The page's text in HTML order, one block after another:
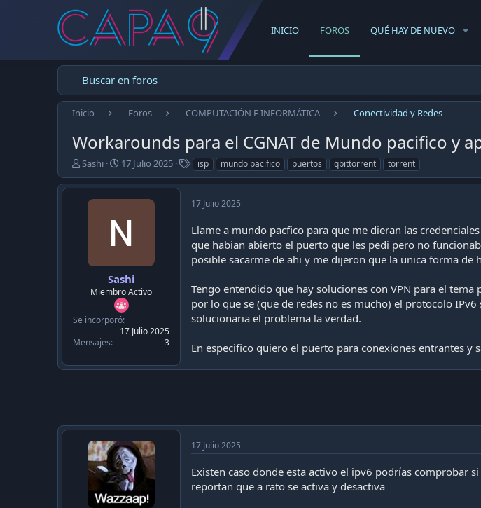
INICIO FOROS QUÉ HAY DE NUEVO
Buscar en foros
Inicio Foros COMPUTACIÓN E INFORMÁTICA Conectividad y Redes
Workarounds para el CGNAT de Mundo pacifico y
E
m
p
Sashi
F
e
c
h
d
e
u
b
l
i
c
a
ó
17 Julio 2025
T
a
g
s
isp mundo pacifico puertos qbittorrent torrent
Sashi
Miembro Activo
Se incorporó
17 Julio 2025
Mensajes
3
17 Julio 2025
Llame a mundo pacfico para que me dieran las
que habian abierto el puerto que les pedi pero no
posible sacarme de ahi y me dijeron que la unica forma
Tengo entendido que hay soluciones con VPN para el
por lo que se (que de redes no es mucho) el protocolo
solucionaria el problema la verdad.
En especifico quiero el puerto para conexiones entrantes y
17 Julio 2025
Existen caso donde esta activo el ipv6 podrías comprobar
reportan que a rato se activa y desactiva